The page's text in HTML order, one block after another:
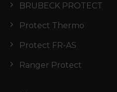
BRUBECK PROTECT
Protect Thermo
Protect FR-AS
Ranger Protect